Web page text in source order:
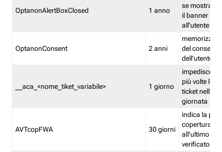
OptanonAlertBoxClosed 1 anno
se mostrare
il banner
all'utente
OptanonConsent 2 anni
memorizza
del
dell'utente
__aca_<nome_tiket_variabile> 1 giorno
impedisce di
più volte lo
ticket
giornata
AVTcopFWA 30 giorni
indica la
copertura
all'ultimo
verificato